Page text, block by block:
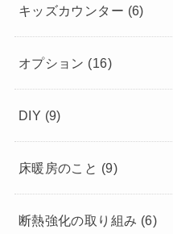
キッズカウンター (6)
オプション (16)
DIY (9)
床暖房のこと (9)
断熱強化の取り組み (6)